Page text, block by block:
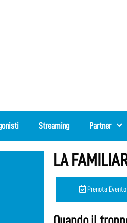
Streaming Partner
LA
Prenota Evento